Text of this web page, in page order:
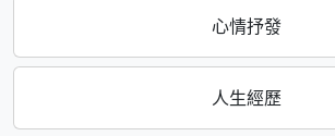
心情抒發
人生經歷